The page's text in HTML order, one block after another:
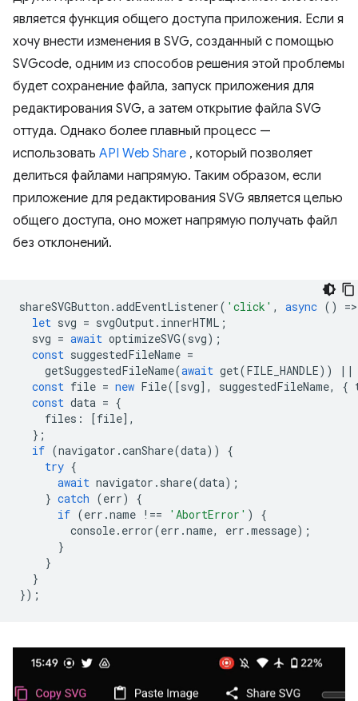
является функция общего доступа приложения. Если я
хочу внести изменения в SVG, созданный с помощью
SVGcode, одним из способов решения этой проблемы
будет сохранение файла, запуск приложения для
редактирования SVG, а затем открытие файла SVG
оттуда. Однако более плавный процесс —
использовать API Web Share , который позволяет
делиться файлами напрямую. Таким образом, если
приложение для редактирования SVG является целью
общего доступа, оно может напрямую получать файл
без отклонений.
shareSVGButton .addEventListener( 'click' , async () =>
let svg = svgOutput. innerHTML ;
svg = await optimizeSVG(svg);
const suggestedFileName =
getSuggestedFileName(await get(FILE_HANDLE))
||
const file = new File([svg], suggestedFileName, {
const data = {
files : [file],
};
if (navigator .canShare(data))
{
try {
await navigator . share(data);
} catch (err)
{
if (err .name !== 'AbortError' )
{
console. error(err .name, err .message);
}
}
}
});